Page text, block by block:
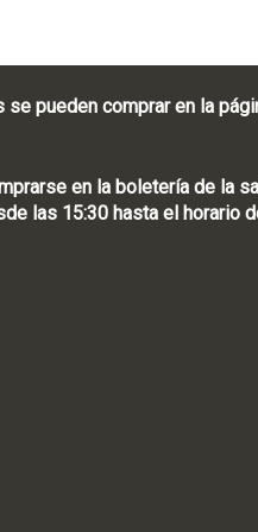
pueden comprar en la
en la boletería de la
las 15:30 hasta el horario
[598 2]
|